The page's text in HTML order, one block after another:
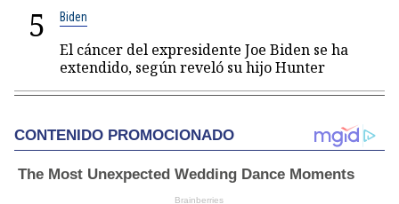
5 Biden
El cáncer del expresidente Joe Biden se ha
extendido, según reveló su hijo Hunter